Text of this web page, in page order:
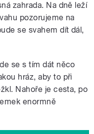
zahrada. Na dně leží
pozorujeme na
se svahem dít dál,
se s tím dát něco
hráz, aby to při
Nahoře je cesta, po
enormně